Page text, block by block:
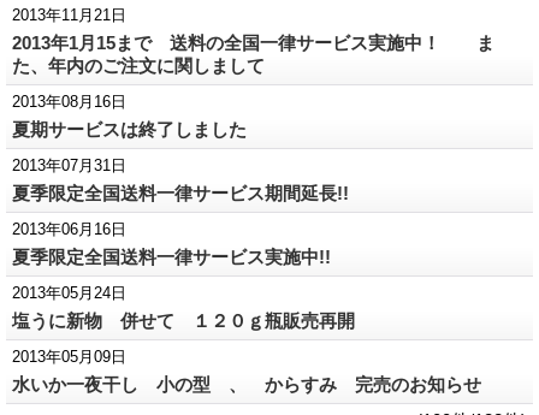
2013年11月21日
2013年1月15まで 送料の全国一律サービス実施中！ ま
た、年内のご注文に関しまして
2013年08月16日
夏期サービスは終了しました
2013年07月31日
夏季限定全国送料一律サービス期間延長!!
2013年06月16日
夏季限定全国送料一律サービス実施中!!
2013年05月24日
塩うに新物 併せて １２０ｇ瓶販売再開
2013年05月09日
水いか一夜干し 小の型 、 からすみ 完売のお知らせ